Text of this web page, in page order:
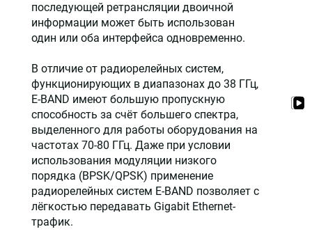
последующей ретрансляции двоичной
информации может быть использован
один или оба интерфейса одновременно.
В отличие от радиорелейных систем,
функционирующих в диапазонах до 38 ГГц,
E-BAND имеют большую пропускную
способность за счёт большего спектра,
выделенного для работы оборудования на
частотах 70-80 ГГц. Даже при условии
использования модуляции низкого
порядка (BPSK/QPSK) применение
радиорелейных систем E-BAND позволяет с
лёгкостью передавать Gigabit Ethernet-
трафик.